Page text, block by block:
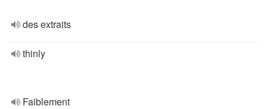
des extraits
thinly
Faiblement